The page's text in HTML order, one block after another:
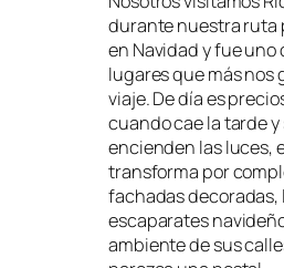
durante nuestra ruta
en Navidad y fue uno
lugares que más nos
viaje. De día es
cuando cae la tarde y
encienden las luces,
transforma por
fachadas decoradas,
escaparates
ambiente de sus